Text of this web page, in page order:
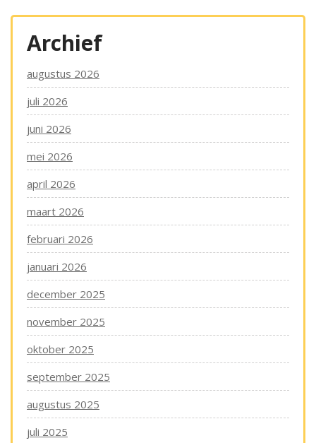
Archief
augustus 2026
juli 2026
juni 2026
mei 2026
april 2026
maart 2026
februari 2026
januari 2026
december 2025
november 2025
oktober 2025
september 2025
augustus 2025
juli 2025